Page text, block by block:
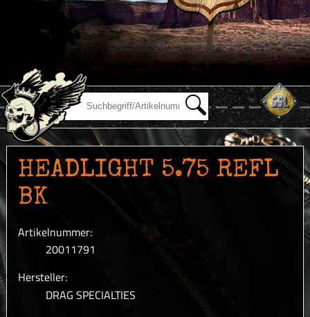
HEADLIGHT 5.75 REFL
BK
Artikelnummer:
20011791
Hersteller:
DRAG SPECIALTIES